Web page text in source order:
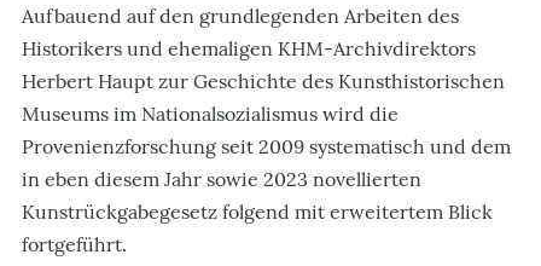
Aufbauend auf den grundlegenden Arbeiten des
Historikers und ehemaligen KHM-Archivdirektors
Herbert Haupt zur Geschichte des Kunsthistorischen
Museums im Nationalsozialismus wird die
Provenienzforschung seit 2009 systematisch und dem
in eben diesem Jahr sowie 2023 novellierten
Kunstrückgabegesetz folgend mit erweitertem Blick
fortgeführt.